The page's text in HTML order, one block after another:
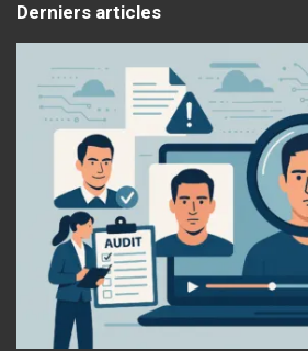
Derniers articles